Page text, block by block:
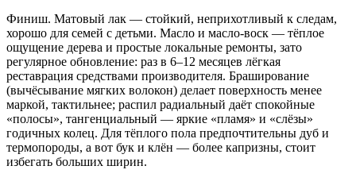
Финиш. Матовый лак — стойкий, неприхотливый к следам,
хорошо для семей с детьми. Масло и масло‑воск — тёплое
ощущение дерева и простые локальные ремонты, зато
регулярное обновление: раз в 6–12 месяцев лёгкая
реставрация средствами производителя. Браширование
(вычёсывание мягких волокон) делает поверхность менее
маркой, тактильнее; распил радиальный даёт спокойные
«полосы», тангенциальный — яркие «пламя» и «слёзы»
годичных колец. Для тёплого пола предпочтительны дуб и
термопороды, а вот бук и клён — более капризны, стоит
избегать больших ширин.